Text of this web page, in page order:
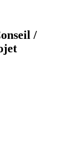
/